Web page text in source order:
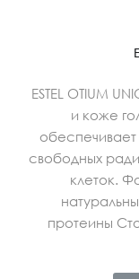
ESTEL OTIUM
и коже
свободных
клеток.
протеины